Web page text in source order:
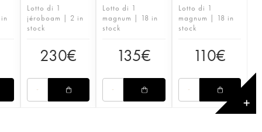
Lotto di 1
jéroboam | 2 in
stock
230€
Lotto di 1
magnum | 18 in
stock
135€
Lotto di 1
magnum | 18 in
stock
110€
✕